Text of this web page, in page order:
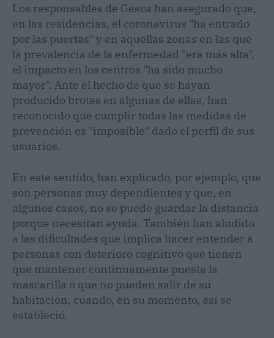
Los responsables de Gesca han asegurado que,
en las residencias, el coronavirus "ha entrado
por las puertas" y en aquellas zonas en las que
la prevalencia de la enfermedad "era más alta",
el impacto en los centros "ha sido mucho
mayor". Ante el hecho de que se hayan
producido brotes en algunas de ellas, han
reconocido que cumplir todas las medidas de
prevención es "imposible" dado el perfil de sus
usuarios.
En este sentido, han explicado, por ejemplo, que
son personas muy dependientes y que, en
algunos casos, no se puede guardar la distancia
porque necesitan ayuda. También han aludido
a las dificultades que implica hacer entender a
personas con deterioro cognitivo que tienen
que mantener continuamente puesta la
mascarilla o que no pueden salir de su
habitación, cuando, en su momento, así se
estableció.